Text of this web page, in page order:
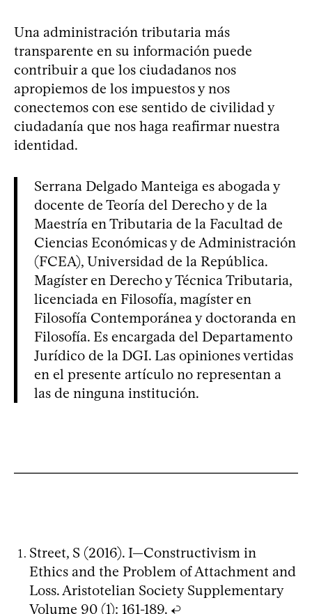
Una administración tributaria más
transparente en su información puede
contribuir a que los ciudadanos nos
apropiemos de los impuestos y nos
conectemos con ese sentido de civilidad y
ciudadanía que nos haga reafirmar nuestra
identidad.
Serrana Delgado Manteiga es abogada y
docente de Teoría del Derecho y de la
Maestría en Tributaria de la Facultad de
Ciencias Económicas y de Administración
(FCEA), Universidad de la República.
Magíster en Derecho y Técnica Tributaria,
licenciada en Filosofía, magíster en
Filosofía Contemporánea y doctoranda en
Filosofía. Es encargada del Departamento
Jurídico de la DGI. Las opiniones vertidas
en el presente artículo no representan a
las de ninguna institución.
Street, S (2016). I—Constructivism in
Ethics and the Problem of Attachment and
Loss. Aristotelian Society Supplementary
Volume 90 (1): 161-189. ↩